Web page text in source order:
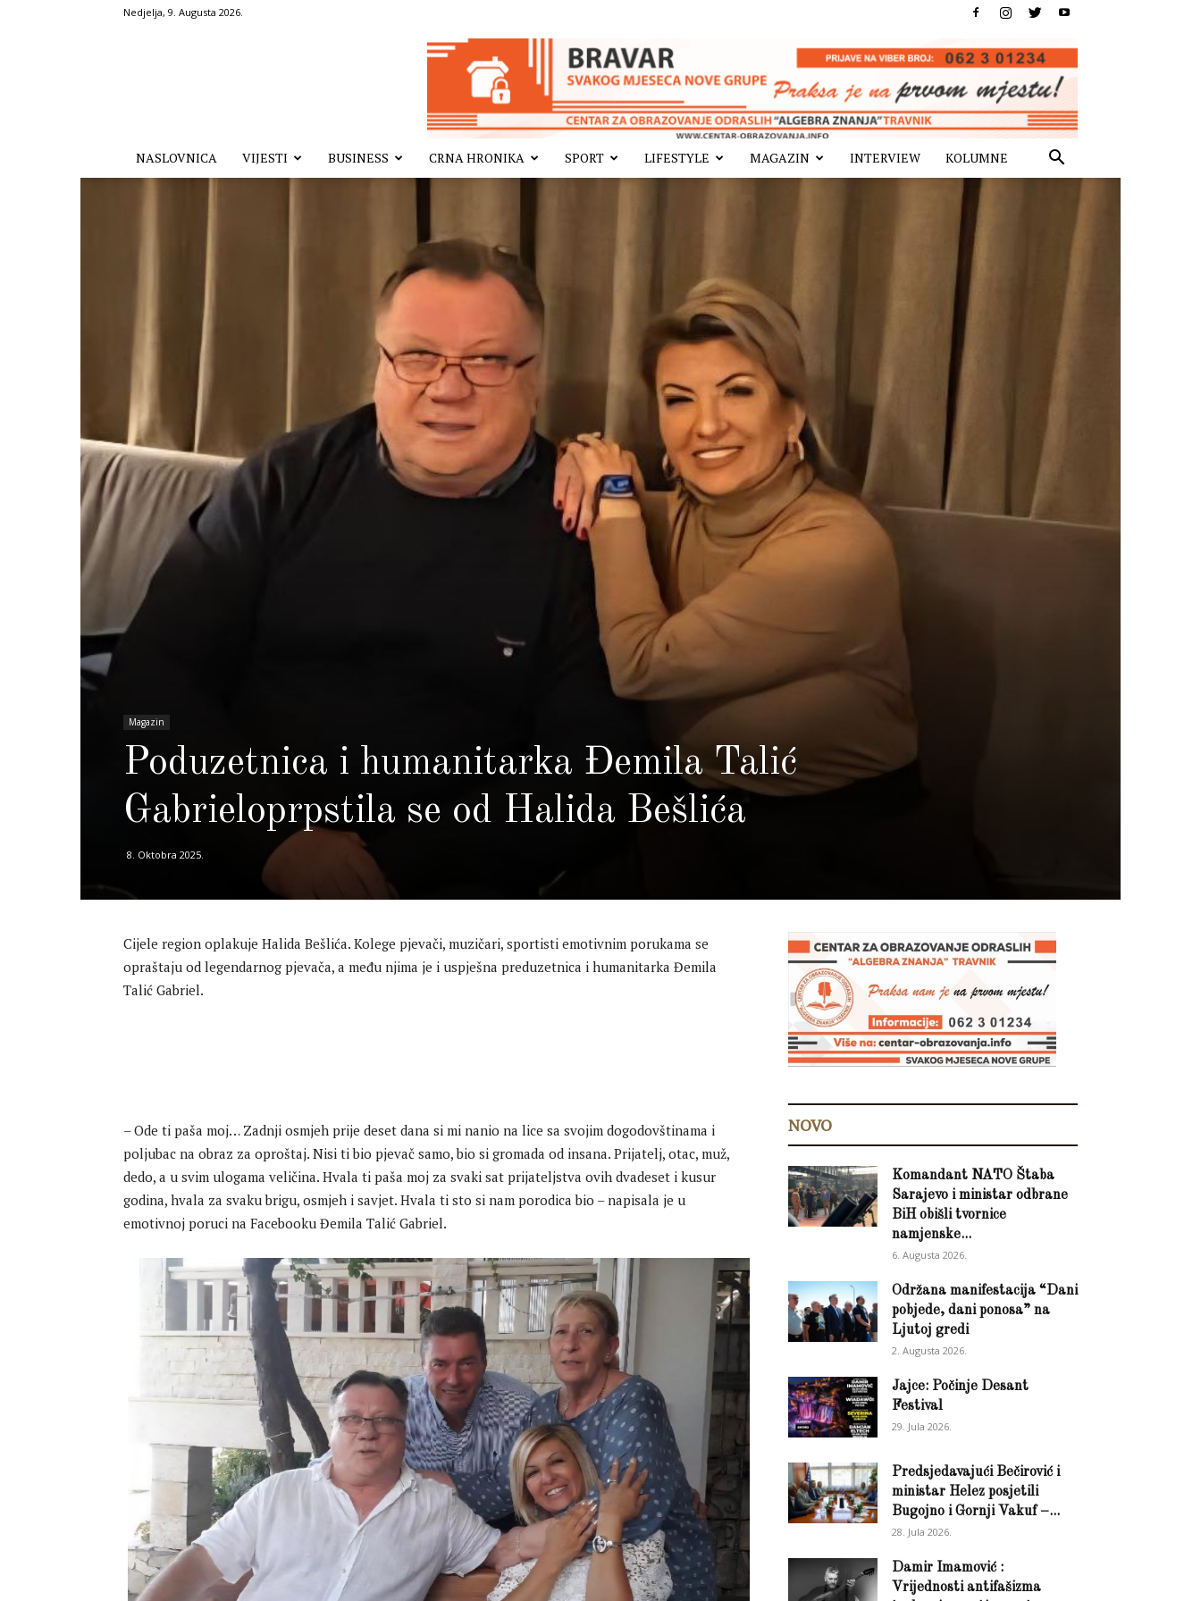
Nedjelja, 9. Augusta 2026.
NASLOVNICA VIJESTI BUSINESS CRNA HRONIKA SPORT LIFESTYLE MAGAZIN INTERVIEW KOLUMNE
Magazin
Poduzetnica i humanitarka Đemila Talić
Gabrieloprpstila se od Halida Bešlića
8. Oktobra 2025.
Cijele region oplakuje Halida Bešlića. Kolege pjevači, muzičari, sportisti emotivnim porukama se
opraštaju od legendarnog pjevača, a među njima je i uspješna preduzetnica i humanitarka Đemila
Talić Gabriel.
– Ode ti paša moj… Zadnji osmjeh prije deset dana si mi nanio na lice sa svojim dogodovštinama i
poljubac na obraz za oproštaj. Nisi ti bio pjevač samo, bio si gromada od insana. Prijatelj, otac, muž,
dedo, a u svim ulogama veličina. Hvala ti paša moj za svaki sat prijateljstva ovih dvadeset i kusur
godina, hvala za svaku brigu, osmjeh i savjet. Hvala ti sto si nam porodica bio – napisala je u
emotivnoj poruci na Facebooku Đemila Talić Gabriel.
NOVO
Komandant NATO Štaba
Sarajevo i ministar odbrane
BiH obišli tvornice
namjenske...
6. Augusta 2026.
Održana manifestacija “Dani
pobjede, dani ponosa” na
Ljutoj gredi
2. Augusta 2026.
Jajce: Počinje Desant
Festival
29. Jula 2026.
Predsjedavajući Bečirović i
ministar Helez posjetili
Bugojno i Gornji Vakuf –...
28. Jula 2026.
Damir Imamović :
Vrijednosti antifašizma